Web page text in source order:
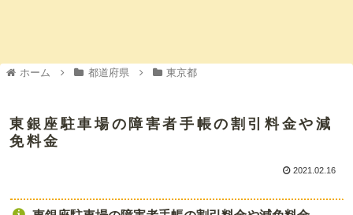
ホーム 都道府県 東京都
東銀座駐車場の障害者手帳の割引料金や減
免料金
2021.02.16